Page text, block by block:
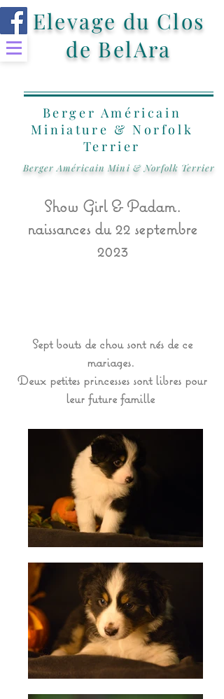
Elevage du Clos
de BelAra
Berger Américain Mini & Norfolk Terrier
Berger Américain
Miniature & Norfolk
Terrier
Show Girl & Padam.
naissances du 22 septembre
2023
Sept bouts de chou sont nés de ce
mariages.
Deux petites princesses sont libres pour
leur future famille